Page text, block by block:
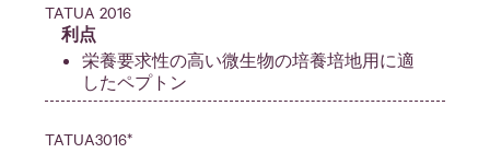
TATUA 2016
利点
栄養要求性の高い微生物の培養培地用に適
したペプトン
TATUA3016*